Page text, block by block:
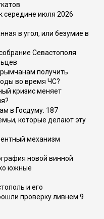
середине июля 2026
в угол, или безумие в
Севастополя
получить
во время ЧС?
кризис меняет
в Госдуму: 187
которые делают эту
механизм
новой винной
южные
и его
проверку ливнем 9